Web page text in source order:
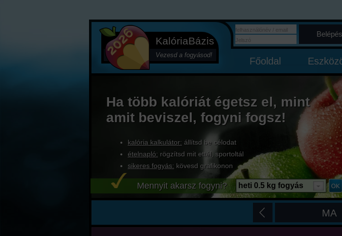
KalóriaBázis
Vezesd a fogyásod!
Belépés
Főoldal
Ha több kalóriát égetsz el, mint
amit beviszel, fogyni fogsz!
kalória kalkulátor: állítsd be célodat
ételnapló: rögzítsd mit ettél, sportoltál
sikeres fogyás: kövesd grafikonon
Mennyit akarsz fogyni? heti 0.5 kg fogyás
MA